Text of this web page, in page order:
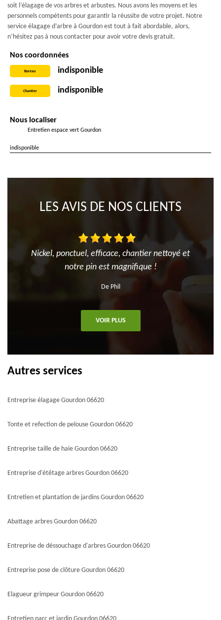
soit l’élagage de vos arbres et arbustes. Nous avons les moyens et les
personnels compétents pour garantir la réussite de votre projet. Notre
service élagage d’arbre à Gourdon est tout à fait abordable, alors,
n’hésitez pas à nous contacter pour avoir votre devis gratuit.
Nos coordonnées
Bureau indisponible
Chantier indisponible
Nous localiser
Entretien espace vert Gourdon
indisponible
LES AVIS DE NOS CLIENTS
Nickel, ponctuel, efficace, chantier nettoyé et
notre pin est magnifique !
De Phil
VOIR PLUS
Autres services
Entreprise élagage Gourdon 06620
Tonte et refection de pelouse Gourdon 06620
Entreprise taille de haie Gourdon 06620
Entreprise d'étêtage arbres Gourdon 06620
Entretien et plantation de jardins Gourdon 06620
Abattage arbres Gourdon 06620
Entreprise de déssouchage d'arbres Gourdon 06620
Entreprise pose de clôture Gourdon 06620
Elagueur grimpeur Gourdon 06620